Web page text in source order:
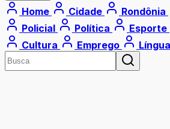
Home Cidade Rondônia
Policial
Política Esporte
Cultura
Emprego